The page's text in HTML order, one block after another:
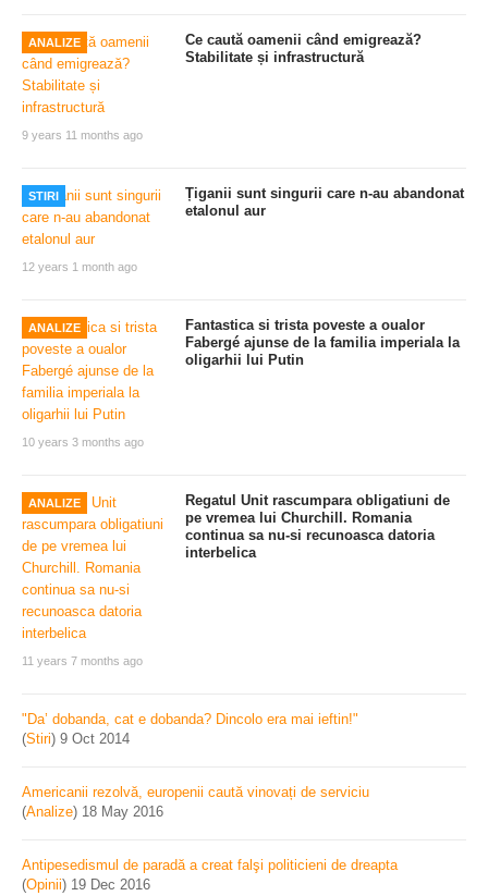
ANALIZE
9 years 11 months ago
Ce caută oamenii când emigrează?
Stabilitate și infrastructură
STIRI
12 years 1 month ago
Țiganii sunt singurii care n-au abandonat
etalonul aur
ANALIZE
10 years 3 months ago
Fantastica si trista poveste a oualor
Fabergé ajunse de la familia imperiala la
oligarhii lui Putin
ANALIZE
11 years 7 months ago
Regatul Unit rascumpara obligatiuni de
pe vremea lui Churchill. Romania
continua sa nu-si recunoasca datoria
interbelica
"Da’ dobanda, cat e dobanda? Dincolo era mai ieftin!"
(Stiri) 9 Oct 2014
Americanii rezolvă, europenii caută vinovați de serviciu
(Analize) 18 May 2016
Antipesedismul de paradă a creat falşi politicieni de dreapta
(Opinii) 19 Dec 2016